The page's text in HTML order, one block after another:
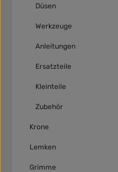
Düsen
Werkzeuge
Anleitungen
Ersatzteile
Kleinteile
Zubehör
Krone
Lemken
Grimme